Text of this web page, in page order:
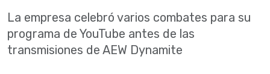
La empresa celebró varios combates para su
programa de YouTube antes de las
transmisiones de AEW Dynamite